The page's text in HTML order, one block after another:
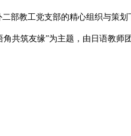
部教工党支部的精心组织与策
角共筑友缘”为主题，由日语教